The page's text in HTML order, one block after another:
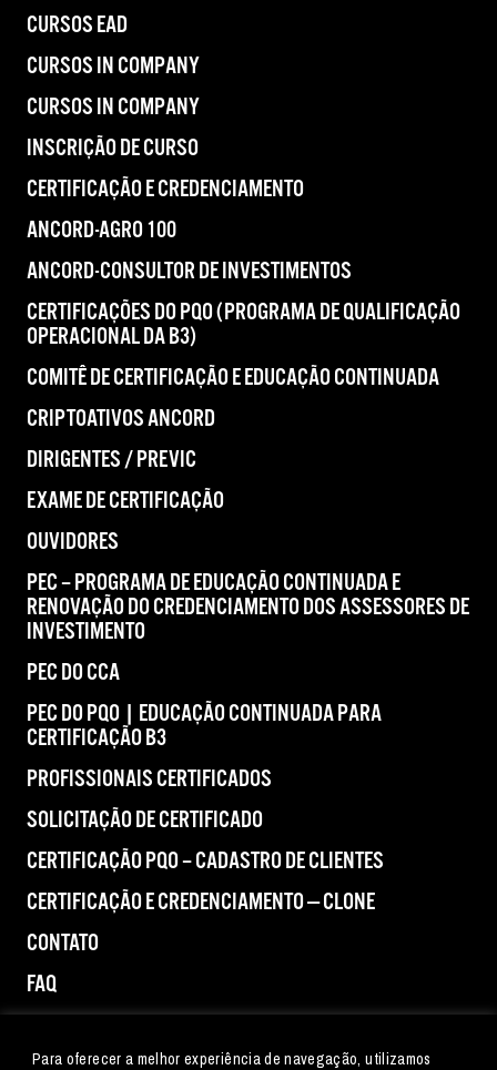
Para oferecer a melhor experiência de navegação, utilizamos
CURSOS EAD
CURSOS IN COMPANY
CURSOS IN COMPANY
INSCRIÇÃO DE CURSO
CERTIFICAÇÃO E CREDENCIAMENTO
ANCORD-AGRO 100
ANCORD-CONSULTOR DE INVESTIMENTOS
CERTIFICAÇÕES DO PQO (PROGRAMA DE QUALIFICAÇÃO
OPERACIONAL DA B3)
COMITÊ DE CERTIFICAÇÃO E EDUCAÇÃO CONTINUADA
CRIPTOATIVOS ANCORD
DIRIGENTES / PREVIC
EXAME DE CERTIFICAÇÃO
OUVIDORES
PEC – PROGRAMA DE EDUCAÇÃO CONTINUADA E
RENOVAÇÃO DO CREDENCIAMENTO DOS ASSESSORES DE
INVESTIMENTO
PEC DO CCA
PEC DO PQO | EDUCAÇÃO CONTINUADA PARA
CERTIFICAÇÃO B3
PROFISSIONAIS CERTIFICADOS
SOLICITAÇÃO DE CERTIFICADO
CERTIFICAÇÃO PQO – CADASTRO DE CLIENTES
CERTIFICAÇÃO E CREDENCIAMENTO — CLONE
CONTATO
FAQ